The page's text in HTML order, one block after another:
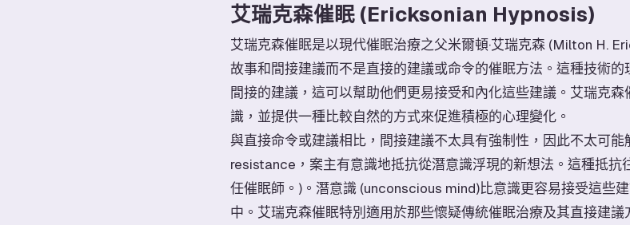
艾瑞克森催眠 (Ericksonian Hypnosis)
艾瑞克森催眠是以現代催眠治療之父米爾頓·艾瑞克森 (Milton H.
故事和間接建議而不是直接的建議或命令的催眠方法。這種技術
間接的建議，這可以幫助他們更易接受和內化這些建議。艾瑞克
識，並提供一種比較自然的方式來促進積極的心理變化。
與直接命令或建議相比，間接建議不太具有強制性，因此不太可
resistance，案主有意識地抵抗從潛意識浮現的新想法。這種抵抗
任催眠師。)。潛意識 (unconscious mind)比意識更容易接受這些
中。艾瑞克森催眠特別適用於那些懷疑傳統催眠治療及其直接建議